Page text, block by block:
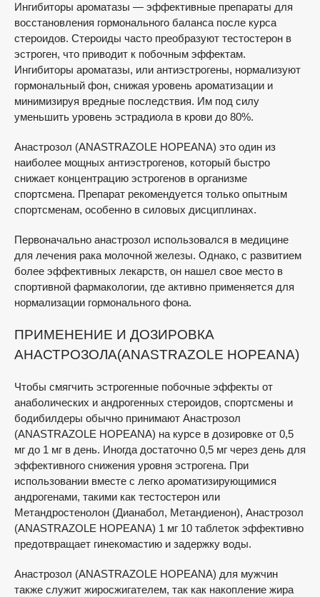
Ингибиторы ароматазы — эффективные препараты для
восстановления гормонального баланса после курса
стероидов. Стероиды часто преобразуют тестостерон в
эстроген, что приводит к побочным эффектам.
Ингибиторы ароматазы, или антиэстрогены, нормализуют
гормональный фон, снижая уровень ароматизации и
минимизируя вредные последствия. Им под силу
уменьшить уровень эстрадиола в крови до 80%.
Анастрозол (ANASTRAZOLE HOPEANA) это один из
наиболее мощных антиэстрогенов, который быстро
снижает концентрацию эстрогенов в организме
спортсмена. Препарат рекомендуется только опытным
спортсменам, особенно в силовых дисциплинах.
Первоначально анастрозол использовался в медицине
для лечения рака молочной железы. Однако, с развитием
более эффективных лекарств, он нашел свое место в
спортивной фармакологии, где активно применяется для
нормализации гормонального фона.
ПРИМЕНЕНИЕ И ДОЗИРОВКА
АНАСТРОЗОЛА(ANASTRAZOLE HOPEANA)
Чтобы смягчить эстрогенные побочные эффекты от
анаболических и андрогенных стероидов, спортсмены и
бодибилдеры обычно принимают Анастрозол
(ANASTRAZOLE HOPEANA) на курсе в дозировке от 0,5
мг до 1 мг в день. Иногда достаточно 0,5 мг через день для
эффективного снижения уровня эстрогена. При
использовании вместе с легко ароматизирующимися
андрогенами, такими как тестостерон или
Метандростенолон (Дианабол, Метандиенон), Анастрозол
(ANASTRAZOLE HOPEANA) 1 мг 10 таблеток эффективно
предотвращает гинекомастию и задержку воды.
Анастрозол (ANASTRAZOLE HOPEANA) для мужчин
также служит жиросжигателем, так как накопление жира